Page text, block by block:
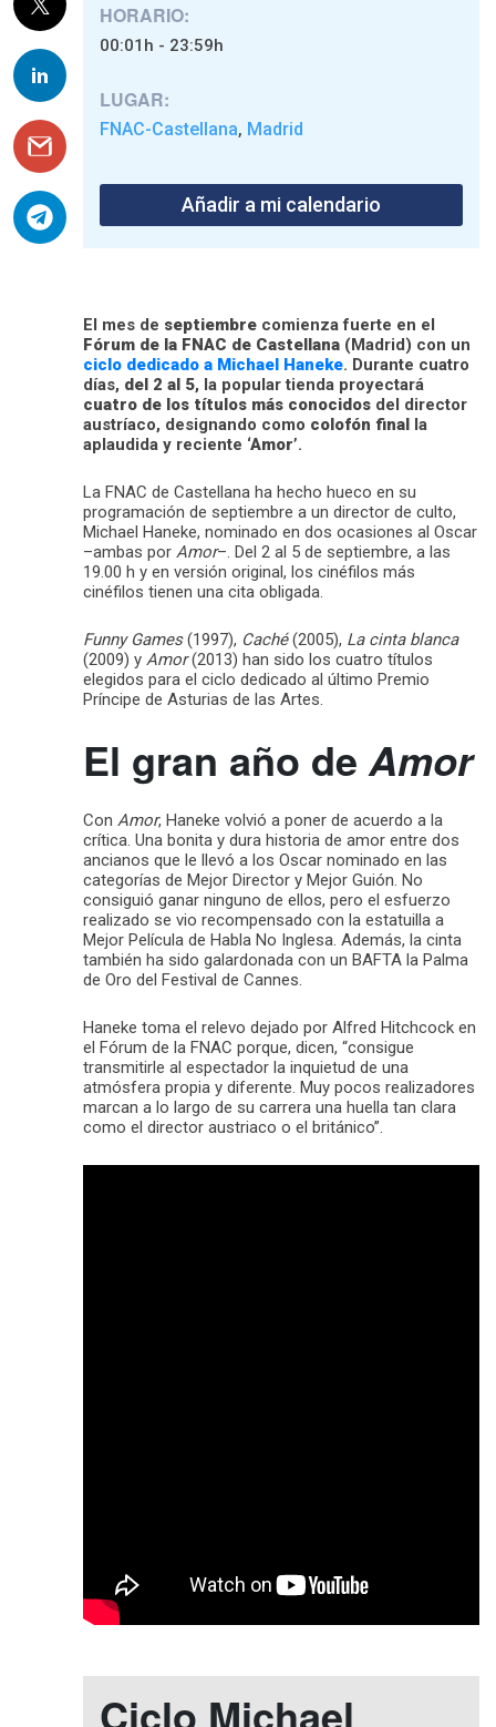
HORARIO:
00:01h - 23:59h
LUGAR:
FNAC-Castellana, Madrid
Añadir a mi calendario
El mes de septiembre comienza fuerte en el
Fórum de la FNAC de Castellana (Madrid) con un
ciclo dedicado a Michael Haneke. Durante cuatro
días, del 2 al 5, la popular tienda proyectará
cuatro de los títulos más conocidos del director
austríaco, designando como colofón final la
aplaudida y reciente ‘Amor’.
La FNAC de Castellana ha hecho hueco en su
programación de septiembre a un director de culto,
Michael Haneke, nominado en dos ocasiones al Oscar
–ambas por Amor–. Del 2 al 5 de septiembre, a las
19.00 h y en versión original, los cinéfilos más
cinéfilos tienen una cita obligada.
Funny Games(1997), Caché(2005), La cinta blanca
(2009) y Amor(2013) han sido los cuatro títulos
elegidos para el ciclo dedicado al último Premio
Príncipe de Asturias de las Artes.
El gran año deAmor
Con Amor, Haneke volvió a poner de acuerdo a la
crítica. Una bonita y dura historia de amor entre dos
ancianos que le llevó a los Oscar nominado en las
categorías de Mejor Director y Mejor Guión. No
consiguió ganar ninguno de ellos, pero el esfuerzo
realizado se vio recompensado con la estatuilla a
Mejor Película de Habla No Inglesa. Además, la cinta
también ha sido galardonada con un BAFTA la Palma
de Oro del Festival de Cannes.
Haneke toma el relevo dejado por Alfred Hitchcock en
el Fórum de la FNAC porque, dicen, “consigue
transmitirle al espectador la inquietud de una
atmósfera propia y diferente. Muy pocos realizadores
marcan a lo largo de su carrera una huella tan clara
como el director austriaco o el británico”.
Ciclo Michael